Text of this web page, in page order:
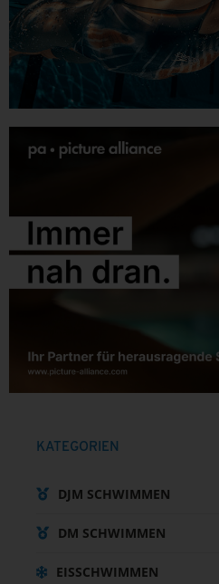
KATEGORIEN
DJM SCHWIMMEN
DM SCHWIMMEN
EISSCHWIMMEN